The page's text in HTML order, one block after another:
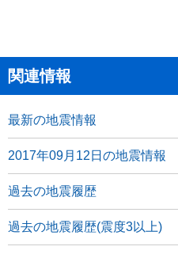
関連情報
最新の地震情報
2017年09月12日の地震情報
過去の地震履歴
過去の地震履歴(震度3以上)